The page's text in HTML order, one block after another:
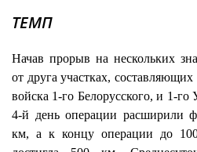
ТЕМП
Начав прорыв на нескольких
от друга участках,
войска 1-го Белорусского, и 1-
4-й день операции расширили
км, а к концу операции до